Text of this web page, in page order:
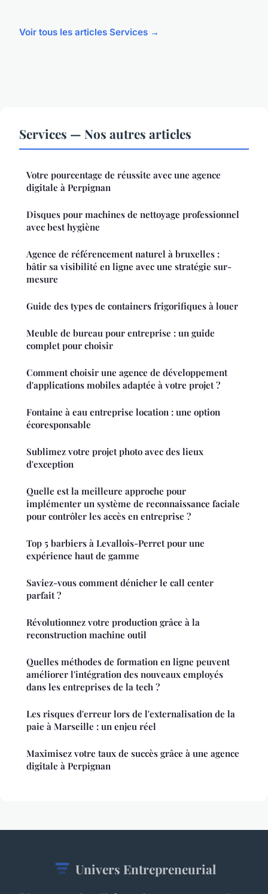
Voir tous les articles Services →
Services — Nos autres articles
Votre pourcentage de réussite avec une agence
digitale à Perpignan
Disques pour machines de nettoyage professionnel
avec best hygiène
Agence de référencement naturel à bruxelles :
bâtir sa visibilité en ligne avec une stratégie sur-
mesure
Guide des types de containers frigorifiques à louer
Meuble de bureau pour entreprise : un guide
complet pour choisir
Comment choisir une agence de développement
d'applications mobiles adaptée à votre projet ?
Fontaine à eau entreprise location : une option
écoresponsable
Sublimez votre projet photo avec des lieux
d'exception
Quelle est la meilleure approche pour
implémenter un système de reconnaissance faciale
pour contrôler les accès en entreprise ?
Top 5 barbiers à Levallois-Perret pour une
expérience haut de gamme
Saviez-vous comment dénicher le call center
parfait ?
Révolutionnez votre production grâce à la
reconstruction machine outil
Quelles méthodes de formation en ligne peuvent
améliorer l'intégration des nouveaux employés
dans les entreprises de la tech ?
Les risques d'erreur lors de l'externalisation de la
paie à Marseille : un enjeu réel
Maximisez votre taux de succès grâce à une agence
digitale à Perpignan
Univers Entrepreneurial